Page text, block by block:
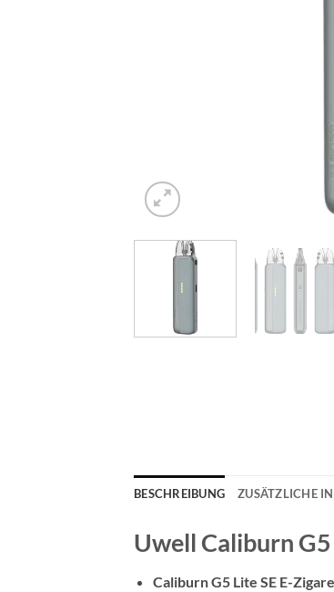
BESCHREIBUNG ZUSÄTZLICHE
Uwell Caliburn
Caliburn G5 Lite SE E-